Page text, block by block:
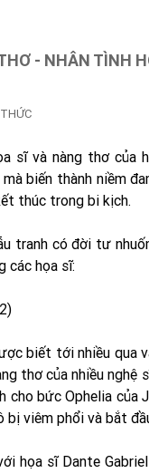
- NHÂN TÌNH
sĩ và nàng thơ của
biến thành niềm
thúc trong bi kịch.
tranh có đời tư
các họa sĩ:
biết tới nhiều qua
thơ của nhiều nghệ
cho bức Ophelia
bị viêm phổi và bắt
họa sĩ Dante